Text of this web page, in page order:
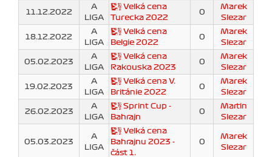
11.12.2022
A
LIGA
Velká cena
Turecka 2022
0
Marek
Slezar
18.12.2022
A
LIGA
Velká cena
Belgie 2022
0
Marek
Slezar
05.02.2023
A
LIGA
Velká cena
Rakouska 2023
0
Marek
Slezar
19.02.2023
A
LIGA
Velká cena V.
Británie 2022
0
Marek
Slezar
26.02.2023
A
LIGA
Sprint Cup -
Bahrajn
0
Martin
Slezar
05.03.2023
A
LIGA
Velká cena
Bahrajnu 2023 -
část 1.
0
Marek
Slezar